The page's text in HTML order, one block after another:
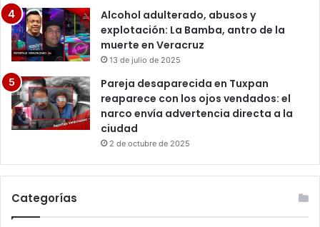
Alcohol adulterado, abusos y
explotación: La Bamba, antro de la
muerte en Veracruz
13 de julio de 2025
Pareja desaparecida en Tuxpan
reaparece con los ojos vendados: el
narco envía advertencia directa a la
ciudad
2 de octubre de 2025
Categorías